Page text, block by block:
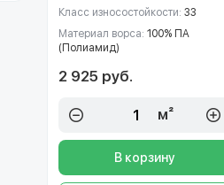
Класс износостойкости: 33
Материал ворса: 100% ПА
(Полиамид)
2 925 руб.
м²
В корзину